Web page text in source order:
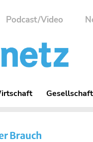
Podcast/Video
Brauch